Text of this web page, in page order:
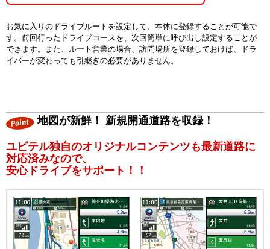
お気に入りのドライブルートを設定して、本体に登録することが可能で
す。前回行ったドライブコースを、次回簡単に呼び出し設定することが
できます。また、ルート営業の場合、訪問場所を登録しておけば、ドラ
イバーが変わっても引継ぎの必要がありません。
地図が新鮮！ 新規開通道路を収録！
ユピテル独自のオリジナルコンテンツも最新道路に
対応済みなので、
安心ドライブをサポート！！